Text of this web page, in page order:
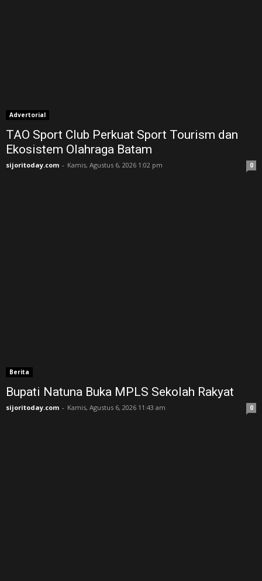
Advertorial
TAO Sport Club Perkuat Sport Tourism dan
Ekosistem Olahraga Batam
sijoritoday.com - Kamis, Agustus 6, 2026 1:02 pm 0
Berita
Bupati Natuna Buka MPLS Sekolah Rakyat
sijoritoday.com - Kamis, Agustus 6, 2026 11:43 am 0